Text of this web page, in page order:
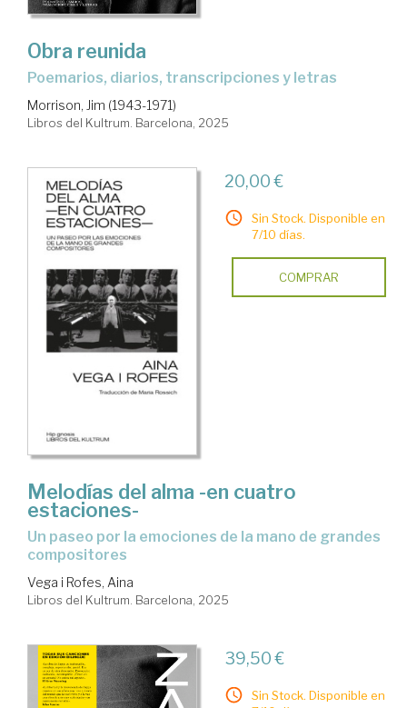
Obra reunida
poemarios, diarios, transcripciones y letras
Morrison, Jim (1943-1971)
Libros del Kultrum. Barcelona, 2025
20,00 €
Sin Stock. Disponible en
7/10 días.
COMPRAR
Melodías del alma -en cuatro
estaciones-
Un paseo por la emociones de la mano de grandes
compositores
Vega i Rofes, Aina
Libros del Kultrum. Barcelona, 2025
39,50 €
Sin Stock. Disponible en